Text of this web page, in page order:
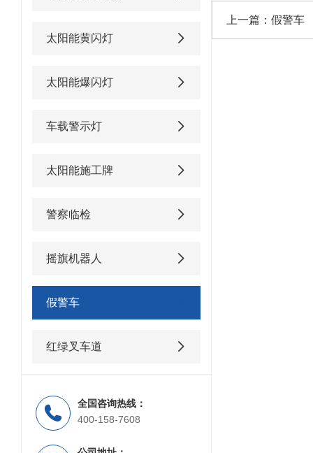
太阳能黄闪灯
太阳能爆闪灯
车载警示灯
太阳能施工牌
警察临检
摇旗机器人
假警车
红绿叉车道
全国咨询热线：
400-158-7608
上一篇：假警车